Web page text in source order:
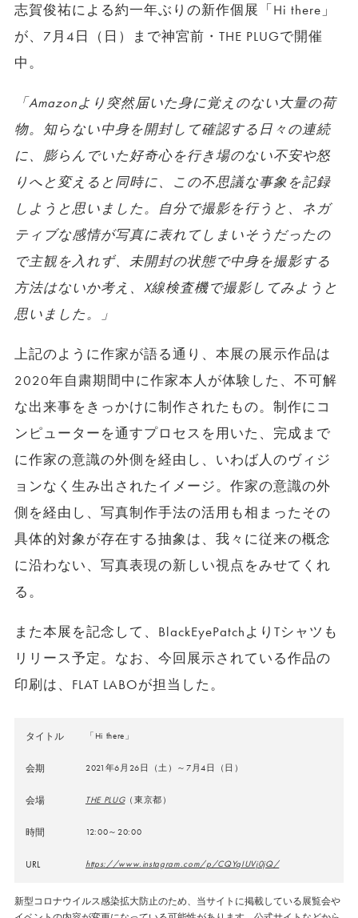
志賀俊祐による約一年ぶりの新作個展「Hi there」
が、7月4日（日）まで神宮前・THE PLUGで開催
中。
「Amazonより突然届いた身に覚えのない大量の荷
物。知らない中身を開封して確認する日々の連続
に、膨らんでいた好奇心を行き場のない不安や怒
りへと変えると同時に、この不思議な事象を記録
しようと思いました。自分で撮影を行うと、ネガ
ティブな感情が写真に表れてしまいそうだったの
で主観を入れず、未開封の状態で中身を撮影する
方法はないか考え、X線検査機で撮影してみようと
思いました。」
上記のように作家が語る通り、本展の展示作品は
2020年自粛期間中に作家本人が体験した、不可解
な出来事をきっかけに制作されたもの。制作にコ
ンピューターを通すプロセスを用いた、完成まで
に作家の意識の外側を経由し、いわば人のヴィジ
ョンなく生み出されたイメージ。作家の意識の外
側を経由し、写真制作手法の活用も相まったその
具体的対象が存在する抽象は、我々に従来の概念
に沿わない、写真表現の新しい視点をみせてくれ
る。
また本展を記念して、BlackEyePatchよりTシャツも
リリース予定。なお、今回展示されている作品の
印刷は、FLAT LABOが担当した。
タイトル 「Hi there」
会期 2021年6月26日（土）～7月4日（日）
会場 THE PLUG（東京都）
時間 12:00～20:00
URL https://www.instagram.com/p/CQYgIUVj0jQ/
新型コロナウイルス感染拡大防止のため、当サイトに掲載している展覧会や